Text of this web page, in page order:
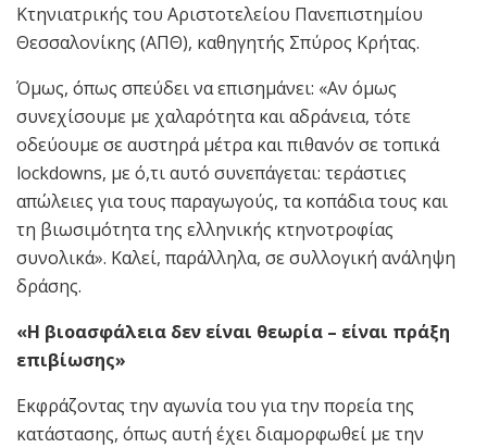
Κτηνιατρικής του Αριστοτελείου Πανεπιστημίου
Θεσσαλονίκης (ΑΠΘ), καθηγητής Σπύρος Κρήτας.
Όμως, όπως σπεύδει να επισημάνει: «Αν όμως
συνεχίσουμε με χαλαρότητα και αδράνεια, τότε
οδεύουμε σε αυστηρά μέτρα και πιθανόν σε τοπικά
lockdowns, με ό,τι αυτό συνεπάγεται: τεράστιες
απώλειες για τους παραγωγούς, τα κοπάδια τους και
τη βιωσιμότητα της ελληνικής κτηνοτροφίας
συνολικά». Καλεί, παράλληλα, σε συλλογική ανάληψη
δράσης.
«Η βιοασφάλεια δεν είναι θεωρία – είναι πράξη
επιβίωσης»
Εκφράζοντας την αγωνία του για την πορεία της
κατάστασης, όπως αυτή έχει διαμορφωθεί με την